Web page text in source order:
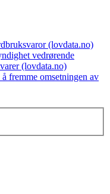
(lovdata.no)
vedrørende
(lovdata.no)
fremme omsetningen av